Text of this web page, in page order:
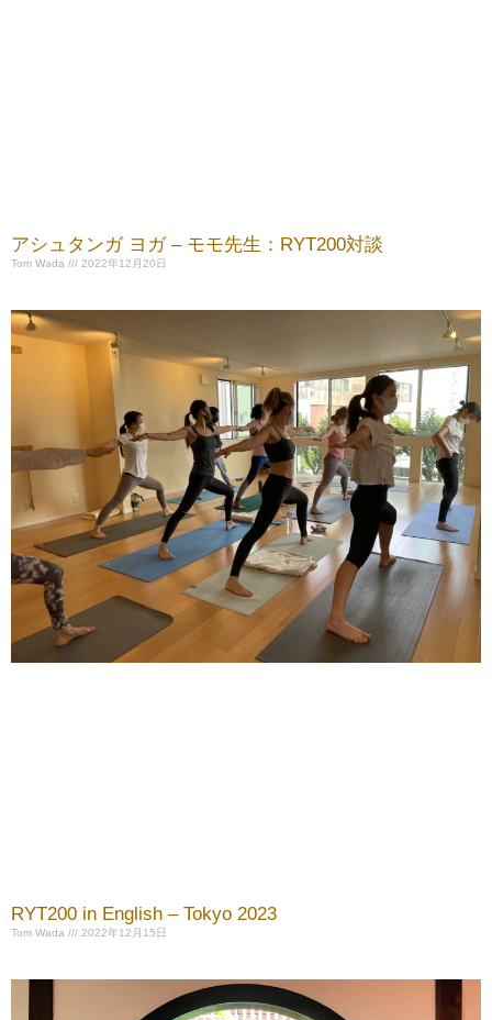
アシュタンガ ヨガ – モモ先生：RYT200対談
Tom Wada 2022年12月20日
RYT200 in English – Tokyo 2023
Tom Wada 2022年12月15日